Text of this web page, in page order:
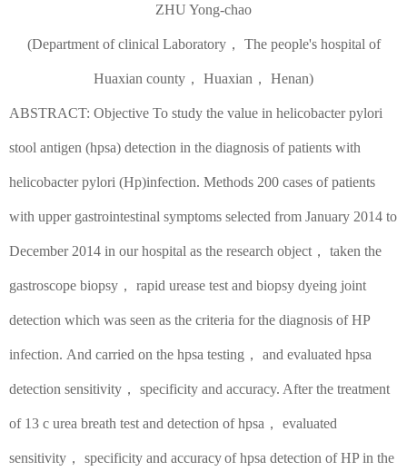
ZHU Yong-chao
(Department of clinical Laboratory， The people's hospital of
Huaxian county ， Huaxian ， Henan)
ABSTRACT: Objective To study the value in helicobacter pylori
stool antigen (hpsa) detection in the diagnosis of patients with
helicobacter pylori (Hp)infection. Methods 200 cases of patients
with upper gastrointestinal symptoms selected from January 2014 to
December 2014 in our hospital as the research object ， taken the
gastroscope biopsy ， rapid urease test and biopsy dyeing joint
detection which was seen as the criteria for the diagnosis of HP
infection. And carried on the hpsa testing ， and evaluated hpsa
detection sensitivity ， specificity and accuracy. After the treatment
of 13 c urea breath test and detection of hpsa ， evaluated
sensitivity ， specificity and accuracyof hpsa detection of HP in the